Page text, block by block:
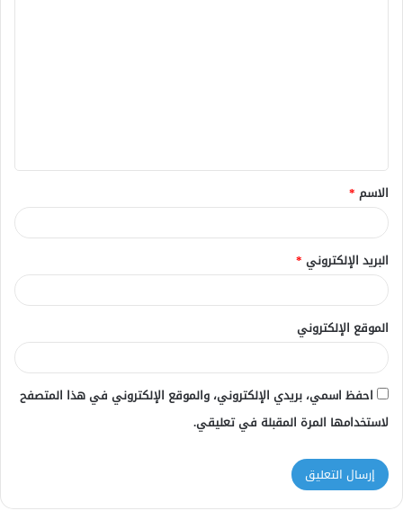
ق
*
الاسم *
البريد الإلكتروني *
الموقع الإلكتروني
احفظ اسمي، بريدي الإلكتروني، والموقع الإلكتروني في هذا المتصفح
لاستخدامها المرة المقبلة في تعليقي.